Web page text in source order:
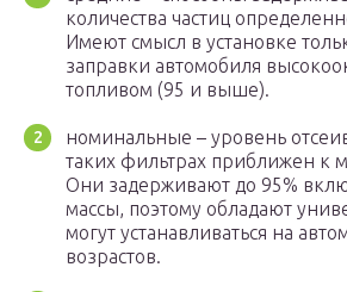
количества частиц
Имеют смысл в установке
заправки автомобиля
топливом (95 и выше).
номинальные – уровень
таких фильтрах приближен к
Они задерживают до 95%
массы, поэтому обладают
могут устанавливаться на
возрастов.